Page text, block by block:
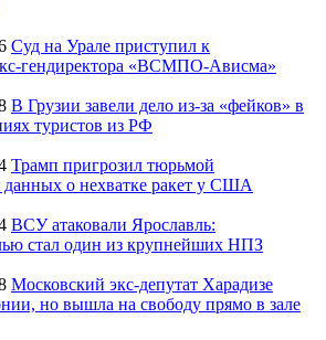
Суд на Урале приступил к
гендиректора «ВСМПО-Ависма»
В Грузии завели дело из-за «фейков» в
туристов из РФ
Трамп пригрозил тюрьмой
о нехватке ракет у США
ВСУ атаковали Ярославль:
стал один из крупнейших НПЗ
Московский экс-депутат Харадизе
но вышла на свободу прямо в зале